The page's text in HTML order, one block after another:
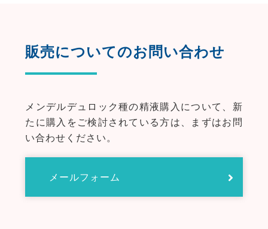
販売についてのお問い合わせ
メンデルデュロック種の精液購入について、新
たに購入をご検討されている方は、まずはお問
い合わせください。
メールフォーム